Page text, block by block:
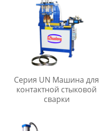
Серия UN Машина для
контактной стыковой
сварки